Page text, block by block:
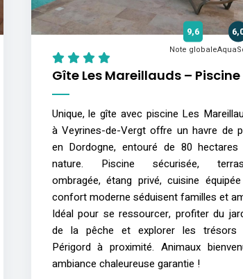
Gîte Les Mareillauds – Piscine
9,6
Note globale
Unique, le gîte avec piscine Les
à Veyrines-de-Vergt offre un havre de
en Dordogne, entouré de 80 hectares
nature. Piscine sécurisée,
ombragée, étang privé, cuisine
confort moderne séduisent familles et
Idéal pour se ressourcer, profiter du
de la pêche et explorer les trésors
Périgord à proximité. Animaux
ambiance chaleureuse garantie !